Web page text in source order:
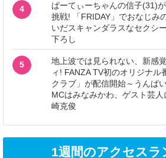
4
ぱーてぃーちゃんの信子(31)
挑戦! 「FRIDAY」でおなじみ
いだスキャンダラスなセクシ
下ろし
5
地上波では見られない、新感
ィ! FANZA TV初のオリジナ
クラブ」が配信開始～うんぱ
MCはみなみかわ、ゲスト芸
崎克俊
1週間のアクセスラ